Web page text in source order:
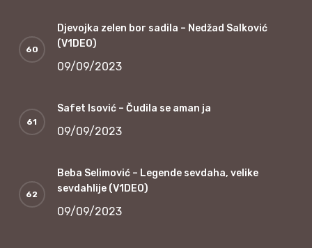
Djevojka zelen bor sadila – Nedžad Salković
(V1DEO)
09/09/2023
Safet Isović – Čudila se aman ja
09/09/2023
Beba Selimović – Legende sevdaha, velike
sevdahlije (V1DEO)
09/09/2023